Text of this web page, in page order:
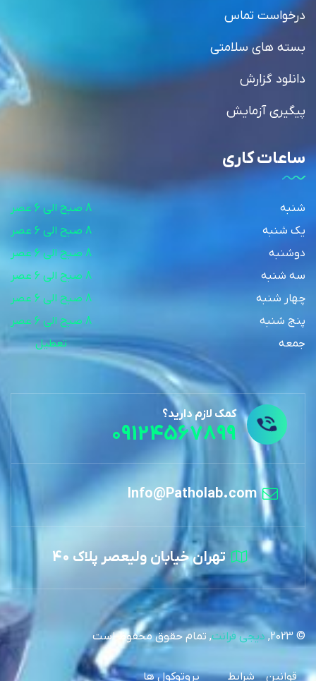
درخواست تماس
بسته های سلامتی
دانلود گزارش
پیگیری آزمایش
ساعات کاری
شنبه
یک شنبه
دوشنبه
سه شنبه
چهار شنبه
پنج شنبه
جمعه
تعطیل
کمک لازم دارید؟
09124567899
Info@Patholab.com
تهران خیابان ولیعصر پلاک 40
© 2023, دیجی فرانت, تمام حقوق محفوظ است
قوانین شرایط پروتوکول ها